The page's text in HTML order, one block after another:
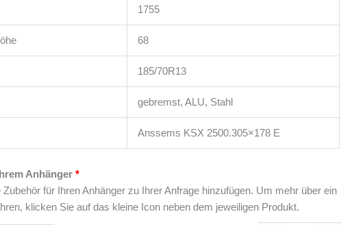
1755
68
185/70R13
gebremst, ALU, Stahl
Anssems KSX 2500.305×178 E
Anhänger
Zubehör für Ihren Anhänger zu Ihrer Anfrage hinzufügen. Um mehr über ein
klicken Sie auf das kleine Icon neben dem jeweiligen Produkt.